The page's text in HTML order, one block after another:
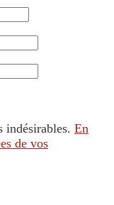
indésirables. En
de vos